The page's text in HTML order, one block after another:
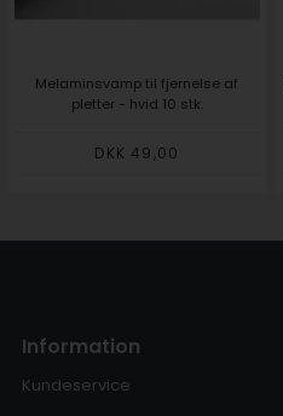
Melaminsvamp til fjernelse af
pletter - hvid 10 stk.
DKK 49,00
Information
Kundeservice